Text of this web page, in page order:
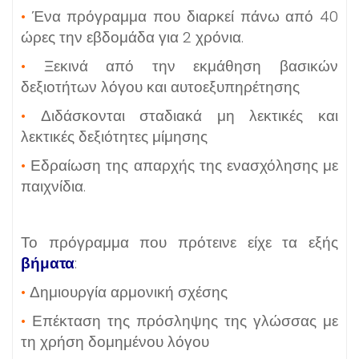
• Ένα πρόγραμμα που διαρκεί πάνω από 40
ώρες την εβδομάδα για 2 χρόνια.
• Ξεκινά από την εκμάθηση βασικών
δεξιοτήτων λόγου και αυτοεξυπηρέτησης
• Διδάσκονται σταδιακά μη λεκτικές και
λεκτικές δεξιότητες μίμησης
• Εδραίωση της απαρχής της ενασχόλησης με
παιχνίδια.
Το πρόγραμμα που πρότεινε είχε τα εξής
βήματα:
• Δημιουργία αρμονική σχέσης
• Επέκταση της πρόσληψης της γλώσσας με
τη χρήση δομημένου λόγου